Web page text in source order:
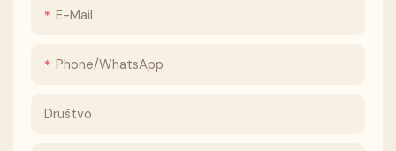
E-Mail
Phone/whatsApp
Društvo